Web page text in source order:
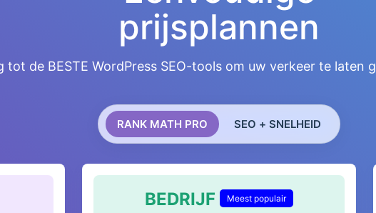
prijsplannen
tot de BESTE WordPress SEO-tools om uw verkeer te laten
RANK MATH PRO SEO + SNELHEID
BEDRIJF Meest populair